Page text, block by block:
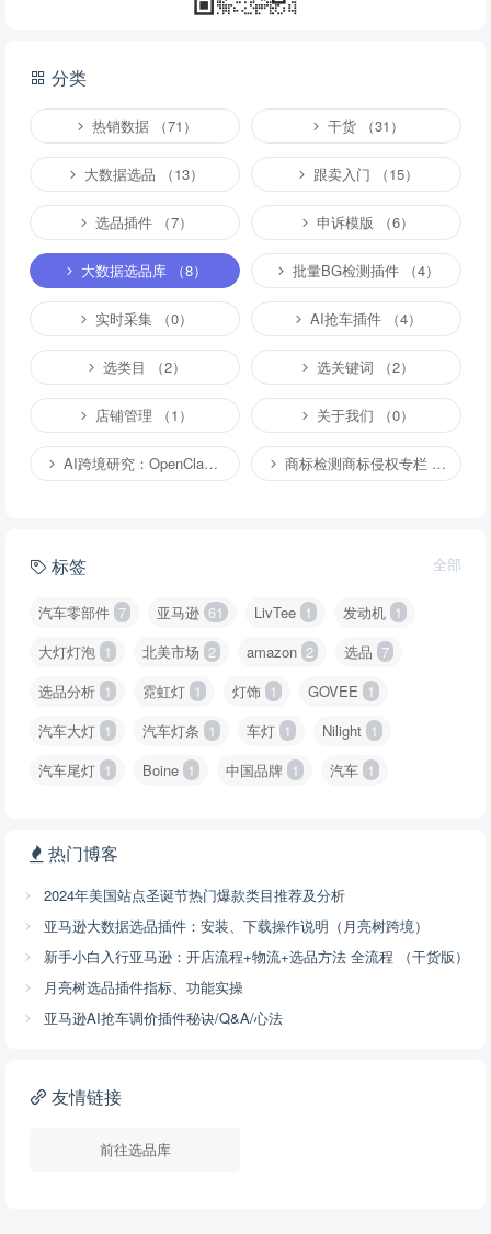
分类
热销数据 （71） 干货 （31）
大数据选品 （13） 跟卖入门 （15）
选品插件 （7） 申诉模版 （6）
大数据选品库 （8） 批量BG检测插件 （4）
实时采集 （0） AI抢车插件 （4）
选类目 （2） 选关键词 （2）
店铺管理 （1） 关于我们 （0）
AI跨境研究：OpenClaw小龙虾等应用 （2） 商标检测商标侵权专栏 （1）
标签 全部
汽车零部件 7 亚马逊 61 LivTee 1 发动机 1
大灯灯泡 1 北美市场 2 amazon 2 选品 7
选品分析 1 霓虹灯 1 灯饰 1 GOVEE 1
汽车大灯 1 汽车灯条 1 车灯 1 Nilight 1
汽车尾灯 1 Boine 1 中国品牌 1 汽车 1
热门博客
2024年美国站点圣诞节热门爆款类目推荐及分析
亚马逊大数据选品插件：安装、下载操作说明（月亮树跨境）
新手小白入行亚马逊：开店流程+物流+选品方法 全流程 （干货版）
月亮树选品插件指标、功能实操
亚马逊AI抢车调价插件秘诀/Q&A/心法
友情链接
前往选品库